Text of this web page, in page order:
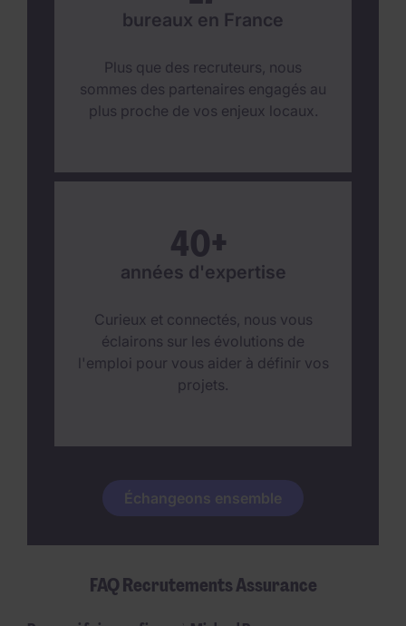
bureaux en France
Plus que des recruteurs, nous
sommes des partenaires engagés au
plus proche de vos enjeux locaux.
40+
années d'expertise
Curieux et connectés, nous vous
éclairons sur les évolutions de
l'emploi pour vous aider à définir vos
projets.
Échangeons ensemble
FAQ Recrutements Assurance